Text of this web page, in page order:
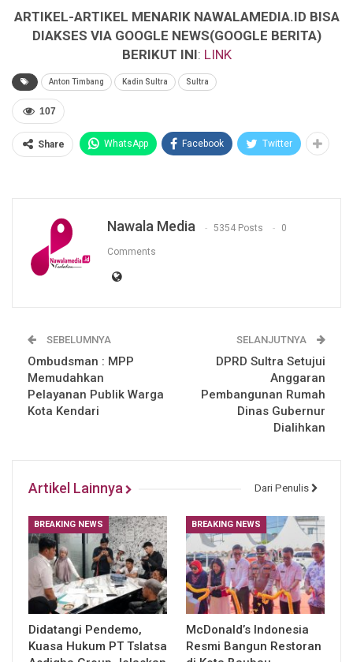
ARTIKEL-ARTIKEL MENARIK NAWALAMEDIA.ID BISA
DIAKSES VIA GOOGLE NEWS(GOOGLE BERITA)
BERIKUT INI: LINK
Anton Timbang Kadin Sultra Sultra
107
Share WhatsApp Facebook Twitter
Nawala Media 5354 Posts 0
Comments
SEBELUMNYA
Ombudsman : MPP
Memudahkan
Pelayanan Publik Warga
Kota Kendari
SELANJUTNYA
DPRD Sultra Setujui
Anggaran
Pembangunan Rumah
Dinas Gubernur
Dialihkan
Artikel Lainnya Dari Penulis
BREAKING NEWS
Didatangi Pendemo,
Kuasa Hukum PT Tslatsa
BREAKING NEWS
McDonald’s Indonesia
Resmi Bangun Restoran